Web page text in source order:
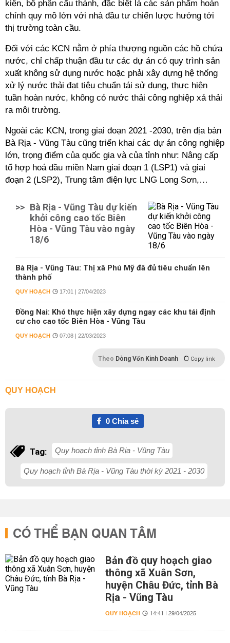
kiện, bộ phận cấu thành, đặc biệt là các sản phẩm hoàn
chỉnh quy mô lớn với nhà đầu tư chiến lược hướng tới
thị trường toàn cầu.
Đối với các KCN nằm ở phía thượng nguồn các hồ chứa
nước, chỉ chấp thuận đầu tư các dự án có quy trình sản
xuất không sử dụng nước hoặc phải xây dựng hệ thống
xử lý nước thải đạt tiêu chuẩn tái sử dụng, thực hiện
tuần hoàn nước, không có nước thải công nghiệp xả thải
ra môi trường.
Ngoài các KCN, trong giai đoạn 2021 -2030, trên địa bàn
Bà Rịa - Vũng Tàu cũng triển khai các dự án công nghiệp
lớn, trọng điểm của quốc gia và của tỉnh như: Nâng cấp
tổ hợp hoá dầu miền Nam giai đoạn 1 (LSP1) và giai
đoạn 2 (LSP2), Trung tâm điện lực LNG Long Sơn,…
>> Bà Rịa - Vũng Tàu dự kiến
khởi công cao tốc Biên
Hòa - Vũng Tàu vào ngày
18/6
Bà Rịa - Vũng Tàu: Thị xã Phú Mỹ đã đủ tiêu chuẩn lên
thành phố
QUY HOẠCH 17:01 | 27/04/2023
Đồng Nai: Khó thực hiện xây dựng ngay các khu tái định
cư cho cao tốc Biên Hòa - Vũng Tàu
QUY HOẠCH 07:08 | 22/03/2023
Theo Dòng Vốn Kinh Doanh Copy link
QUY HOẠCH
0Chia sẻ
Tag: Quy hoạch tỉnh Bà Rịa - Vũng Tàu
Quy hoạch tỉnh Bà Rịa - Vũng Tàu thời kỳ 2021 - 2030
CÓ THỂ BẠN QUAN TÂM
Bản đồ quy hoạch giao
thông xã Xuân Sơn,
huyện Châu Đức, tỉnh Bà
Rịa - Vũng Tàu
QUY HOẠCH 14:41 | 29/04/2025